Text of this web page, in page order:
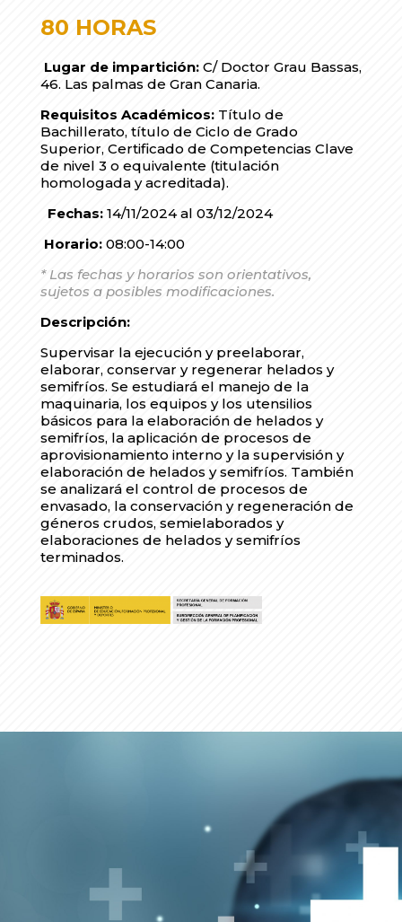
80 HORAS
Lugar de impartición:C/ Doctor Grau Bassas,
46. Las palmas de Gran Canaria.
Requisitos Académicos: Título de
Bachillerato, título de Ciclo de Grado
Superior, Certificado de Competencias Clave
de nivel 3 o equivalente (titulación
homologada y acreditada).
Fechas: 14/11/2024 al 03/12/2024
Horario:08:00-14:00
* Las fechas y horarios son orientativos,
sujetos a posibles modificaciones.
Descripción:
Supervisar la ejecución y preelaborar,
elaborar, conservar y regenerar helados y
semifríos. Se estudiará el manejo de la
maquinaria, los equipos y los utensilios
básicos para la elaboración de helados y
semifríos, la aplicación de procesos de
aprovisionamiento interno y la supervisión y
elaboración de helados y semifríos. También
se analizará el control de procesos de
envasado, la conservación y regeneración de
géneros crudos, semielaborados y
elaboraciones de helados y semifríos
terminados.